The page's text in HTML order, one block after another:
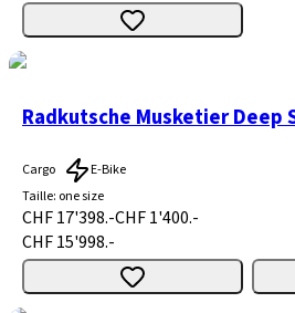
Cargo
E-Bike
Taille: one size
CHF 17'398.-CHF 1'400.-
CHF 15'998.-